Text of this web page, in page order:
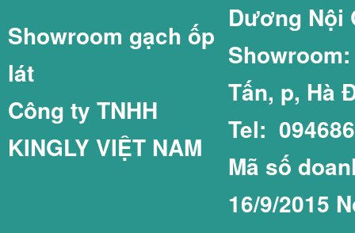
GẠCH LÁT SÂN
GẠCH LÁT SÂN
GẠCH THẺ
GẠCH THẺ
Showroom gạch ốp
lát
Công ty TNHH
KINGLY VIỆT NAM
Dương Nội
Tấn, p, Hà
Tel:
Mã số
16/9/2015